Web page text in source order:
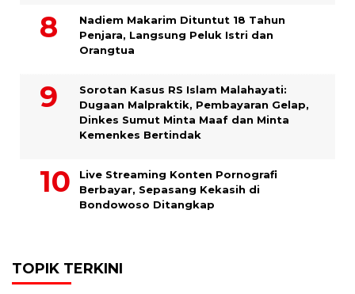
​Nadiem Makarim Dituntut 18 Tahun
Penjara, Langsung Peluk Istri dan
Orangtua
Sorotan Kasus RS Islam Malahayati:
Dugaan Malpraktik, Pembayaran Gelap,
Dinkes Sumut Minta Maaf dan Minta
Kemenkes Bertindak
Live Streaming Konten Pornografi
Berbayar, Sepasang Kekasih di
Bondowoso Ditangkap
TOPIK TERKINI